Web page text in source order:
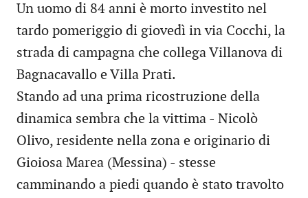
Un uomo di 84 anni è morto investito nel
tardo pomeriggio di giovedì in via Cocchi, la
strada di campagna che collega Villanova di
Bagnacavallo e Villa Prati.
Stando ad una prima ricostruzione della
dinamica sembra che la vittima - Nicolò
Olivo, residente nella zona e originario di
Gioiosa Marea (Messina) - stesse
camminando a piedi quando è stato travolto